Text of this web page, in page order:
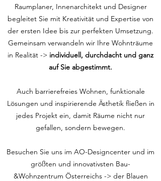
Raumplaner, Innenarchitekt und Designer
begleitet Sie mit Kreativität und Expertise von
der ersten Idee bis zur perfekten Umsetzung.
Gemeinsam verwandeln wir Ihre Wohnträume
in Realität -> individuell, durchdacht und ganz
auf Sie abgestimmt.
Auch barrierefreies Wohnen, funktionale
Lösungen und inspirierende Ästhetik fließen in
jedes Projekt ein, damit Räume nicht nur
gefallen, sondern bewegen.
Besuchen Sie uns im AO-Designcenter und im
größten und innovativsten Bau-
&Wohnzentrum Österreichs -> der Blauen